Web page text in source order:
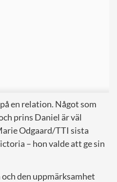
en relation. Något som
prins Daniel är väl
Odgaard/TTI sista
– hon valde att ge sin
den uppmärksamhet